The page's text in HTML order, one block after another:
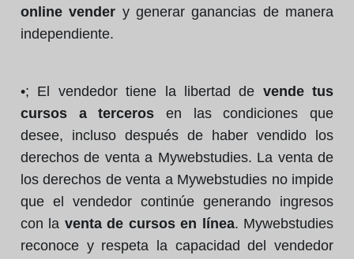
online vender y generar ganancias de manera
independiente.
•; El vendedor tiene la libertad de vende tus
cursos a terceros en las condiciones que
desee, incluso después de haber vendido los
derechos de venta a Mywebstudies. La venta de
los derechos de venta a Mywebstudies no impide
que el vendedor continúe generando ingresos
con la venta de cursos en línea. Mywebstudies
reconoce y respeta la capacidad del vendedor